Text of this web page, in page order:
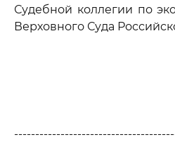
Судебной коллегии по
Верховного Суда